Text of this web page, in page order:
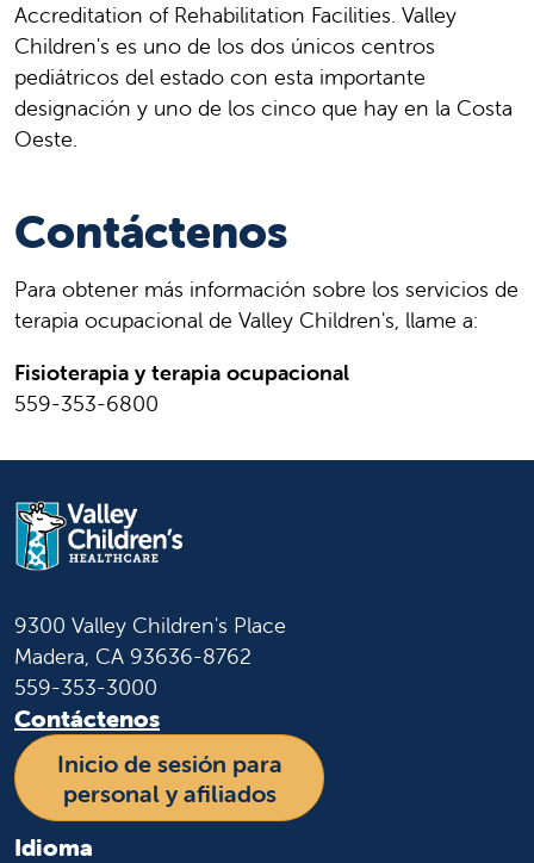
Accreditation of Rehabilitation Facilities. Valley
Children's es uno de los dos únicos centros
pediátricos del estado con esta importante
designación y uno de los cinco que hay en la Costa
Oeste.
Contáctenos
Para obtener más información sobre los servicios de
terapia ocupacional de Valley Children's, llame a:
Fisioterapia y terapia ocupacional
559-353-6800
9300 Valley Children's Place
Madera, CA 93636-8762
559-353-3000
Contáctenos
Inicio de sesión para
personal y afiliados
Idioma